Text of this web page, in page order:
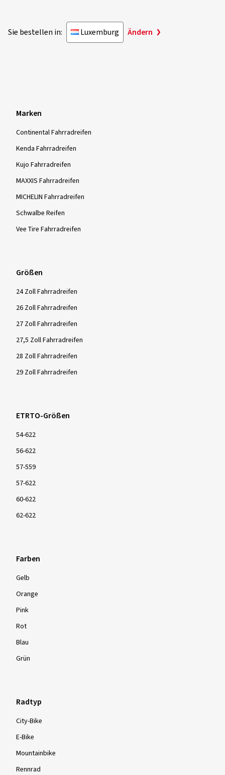
Sie bestellen in: Luxemburg Ändern
Marken
Continental Fahrradreifen
Kenda Fahrradreifen
Kujo Fahrradreifen
MAXXIS Fahrradreifen
MICHELIN Fahrradreifen
Schwalbe Reifen
Vee Tire Fahrradreifen
Größen
24 Zoll Fahrradreifen
26 Zoll Fahrradreifen
27 Zoll Fahrradreifen
27,5 Zoll Fahrradreifen
28 Zoll Fahrradreifen
29 Zoll Fahrradreifen
ETRTO-Größen
54-622
56-622
57-559
57-622
60-622
62-622
Farben
Gelb
Orange
Pink
Rot
Blau
Grün
Radtyp
City-Bike
E-Bike
Mountainbike
Rennrad